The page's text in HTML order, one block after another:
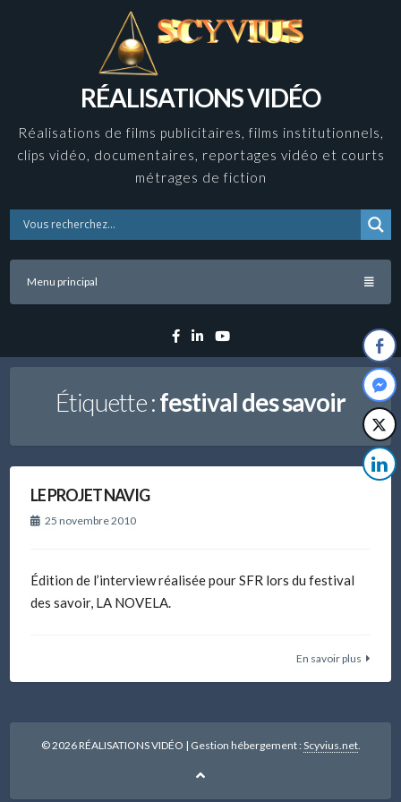
RÉALISATIONS VIDÉO
Réalisations de films publicitaires, films institutionnels,
clips vidéo, documentaires, reportages vidéo et courts
métrages de fiction
Menu principal
Facebook
LinkedinYouTube
Étiquette :festival des savoir
LE PROJET NAVIG
25 novembre 2010
Édition de l’interview réalisée pour SFR lors du festival
des savoir, LA NOVELA.
En savoir plus
© 2026 RÉALISATIONS VIDÉO | Gestion hébergement :Scyvius.net.